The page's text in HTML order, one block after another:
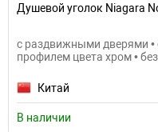
Душевой уголок Niagara
с раздвижными дверями •
профилем цвета хром •
Китай
В наличии